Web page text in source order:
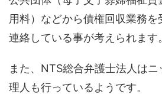
用料）などから債権回収業務を
連絡している事が考えられます。
また、NTS総合弁護士法人は
理人も行っているようです。